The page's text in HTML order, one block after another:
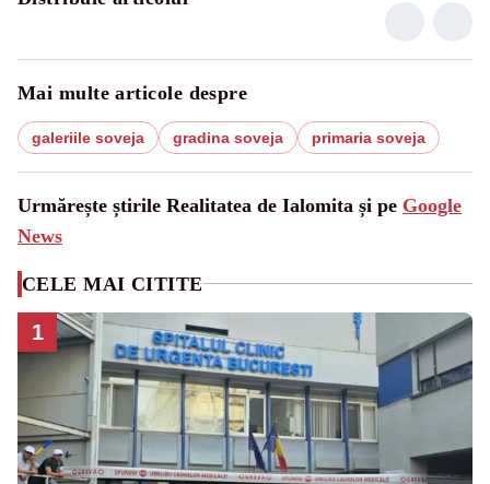
Mai multe articole despre
galeriile soveja gradina soveja primaria soveja
Urmărește știrile Realitatea de Ialomita și pe Google
News
CELE MAI CITITE
1